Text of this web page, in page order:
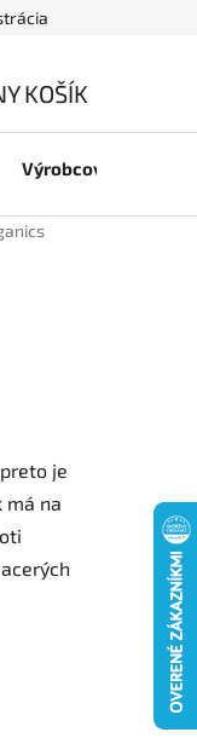
KOŠÍK
Výrobcovia
je
má na